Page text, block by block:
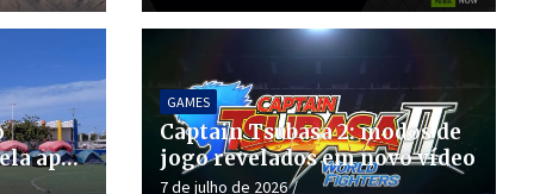
após
GAMES
Captain Tsubasa 2: modos de
jogo revelados em novo vídeo
7 de julho de 2026